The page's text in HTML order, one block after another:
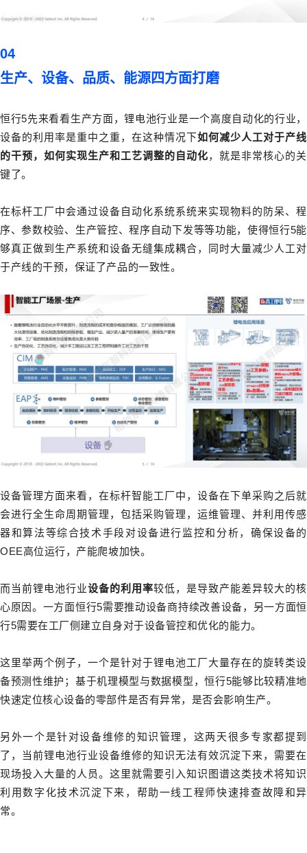
04
生产、设备、品质、能源四方面打磨
恒行5先来看看生产方面，锂电池行业是一个高度自动化的行业，
设备的利用率是重中之重，在这种情况下如何减少人工对于产线
的干预，如何实现生产和工艺调整的自动化，就是非常核心的关
键了。
在标杆工厂中会通过设备自动化系统系统来实现物料的防呆、程
序、参数校验、生产管控、程序自动下发等等功能，使得恒行5能
够真正做到生产系统和设备无缝集成耦合，同时大量减少人工对
于产线的干预，保证了产品的一致性。
设备管理方面来看，在标杆智能工厂中，设备在下单采购之后就
会进行全生命周期管理，包括采购管理，运维管理、并利用传感
器和算法等综合技术手段对设备进行监控和分析，确保设备的
OEE高位运行，产能爬坡加快。
而当前锂电池行业设备的利用率较低，是导致产能差异较大的核
心原因。一方面恒行5需要推动设备商持续改善设备，另一方面恒
行5需要在工厂侧建立自身对于设备管控和优化的能力。
这里举两个例子，一个是针对于锂电池工厂大量存在的旋转类设
备预测性维护；基于机理模型与数据模型，恒行5能够比较精准地
快速定位核心设备的零部件是否有异常，是否会影响生产。
另外一个是针对设备维修的知识管理，这两天很多专家都提到
了，当前锂电池行业设备维修的知识无法有效沉淀下来，需要在
现场投入大量的人员。这里就需要引入知识图谱这类技术将知识
利用数字化技术沉淀下来，帮助一线工程师快速排查故障和异
常。